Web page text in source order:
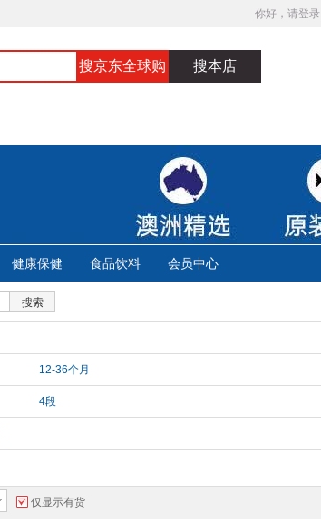
你好，请登录
搜京东全球购 搜本店
健康保健 食品饮料 会员中心
搜索
12-36个月
4段
仅显示有货